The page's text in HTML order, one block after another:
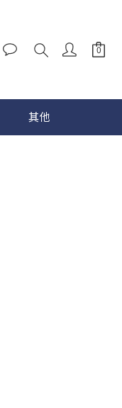
其他